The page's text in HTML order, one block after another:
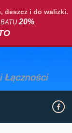
deszcz i do walizki.
20%.